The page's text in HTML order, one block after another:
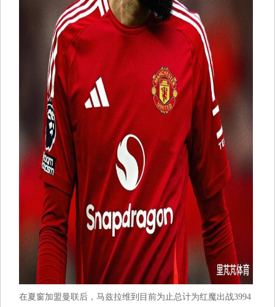
在夏窗加盟曼联后，马兹拉维到目前为止总计为红魔出战3994